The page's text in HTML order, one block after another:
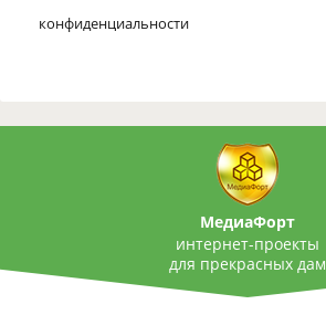
конфиденциальности
МедиаФорт
интернет-проекты
для прекрасных дам